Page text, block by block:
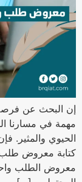
إن البحث عن
مهمة في مسارنا
الحيوي والمثير.
كتابة معروض طلب
معروض الطلب